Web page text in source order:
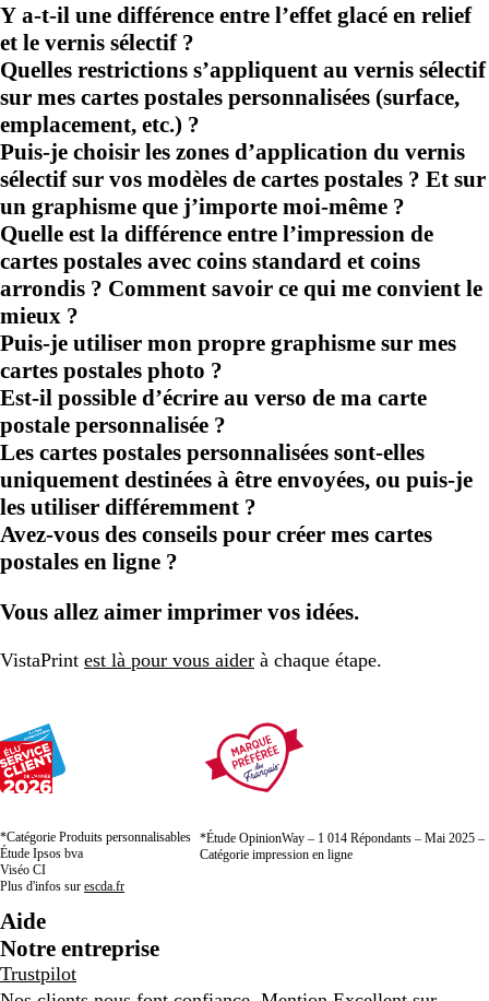
Y a-t-il une différence entre l’effet glacé en relief
et le vernis sélectif ?
Quelles restrictions s’appliquent au vernis sélectif
sur mes cartes postales personnalisées (surface,
emplacement, etc.) ?
Puis-je choisir les zones d’application du vernis
sélectif sur vos modèles de cartes postales ? Et sur
un graphisme que j’importe moi-même ?
Quelle est la différence entre l’impression de
cartes postales avec coins standard et coins
arrondis ? Comment savoir ce qui me convient le
mieux ?
Puis-je utiliser mon propre graphisme sur mes
cartes postales photo ?
Est-il possible d’écrire au verso de ma carte
postale personnalisée ?
Les cartes postales personnalisées sont-elles
uniquement destinées à être envoyées, ou puis-je
les utiliser différemment ?
Avez-vous des conseils pour créer mes cartes
postales en ligne ?
Vous allez aimer imprimer vos idées.
VistaPrint est là pour vous aider à chaque étape.
*Catégorie Produits personnalisables
Étude Ipsos bva
Viséo CI
Plus d'infos sur escda.fr
*Étude OpinionWay – 1 014 Répondants – Mai 2025 –
Catégorie impression en ligne
Aide
Notre entreprise
Trustpilot